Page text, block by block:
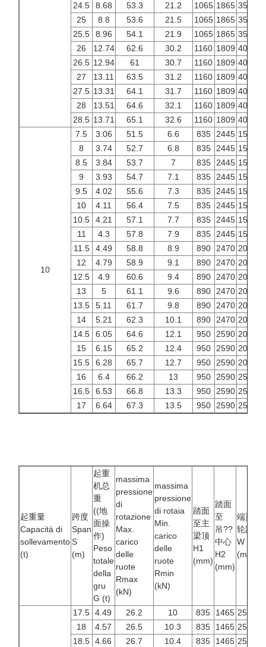
24.5
8.68 53.3 21.2 1065 1865 3500
25
8.8 53.6 21.5 1065 1865 3500
25.5
8.96 54.1 21.9 1065 1865 3500
26
12.74 62.6 30.2 1160 1809 4000
26.5 12.94 61 30.7 1160 1809 4000
27
13.11 63.5 31.2 1160 1809 4000
27.5 13.31 64.1 31.7 1160 1809 4000
28
13.51 64.6 32.1 1160 1809 4000
28.5 13.71 65.1 32.6 1160 1809 4000
10
7.5 3.06 51.5 6.6 835 2445 1500
8
3.74 52.7 6.8 835 2445 1500
8.5
3.84 53.7 7 835 2445 1500
9
3.93 54.7 7.1 835 2445 1500
9.5
4.02 55.6 7.3 835 2445 1500
10
4.11 56.4 7.5 835 2445 1500
10.5
4.21 57.1 7.7 835 2445 1500
11
4.3 57.8 7.9 835 2445 1500
11.5
4.49 58.8 8.9 890 2470 2000
12
4.79 58.9 9.1 890 2470 2000
12.5
4.9 60.6 9.4 890 2470 2000
13
5 61.1 9.6 890 2470 2000
13.5
5.11 61.7 9.8 890 2470 2000
14
5.21 62.3 10.1 890 2470 2000
14.5
6.05 64.6 12.1 950 2590 2000
15
6.15 65.2 12.4 950 2590 2000
15.5
6.28 65.7 12.7 950 2590 2000
16
6.4 66.2 13 950 2590 2500
16.5
6.53 66.8 13.3 950 2590 2500
17
6.64 67.3 13.5 950 2590 2500
起重量
Capacità di
sollevamento
(t)
跨度
Span
S
(m)
起重
机总
重
((地
面操
作)
Peso
totale
della
gru
G (t)
massima
pressione
di
rotazione
Max.
carico
delle
ruote
Rmax
(kN)
massima
pressione
di rotaia
Min.
carico
delle
ruote
Rmin
(kN)
踏面
至主
梁顶
H1
(mm)
踏面
至
吊??
中心
H2
(mm)
端梁
轮距
W
(mm)
17.5 4.49 26.2 10 835 1465 2500
18
4.57 26.5 10.3 835 1465 2500
18.5 4.66 26.7 10.4 835 1465 2500